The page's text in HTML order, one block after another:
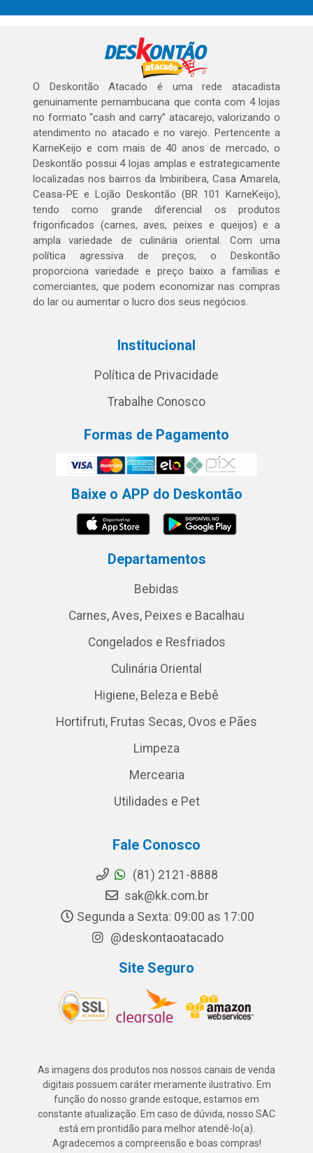
O Deskontão Atacado é uma rede atacadista
genuinamente pernambucana que conta com 4 lojas
no formato “cash and carry” atacarejo, valorizando o
atendimento no atacado e no varejo. Pertencente a
KarneKeijo e com mais de 40 anos de mercado, o
Deskontão possui 4 lojas amplas e estrategicamente
localizadas nos bairros da Imbiribeira, Casa Amarela,
Ceasa-PE e Lojão Deskontão (BR 101 KarneKeijo),
tendo como grande diferencial os produtos
frigorificados (carnes, aves, peixes e queijos) e a
ampla variedade de culinária oriental. Com uma
política agressiva de preços, o Deskontão
proporciona variedade e preço baixo a famílias e
comerciantes, que podem economizar nas compras
do lar ou aumentar o lucro dos seus negócios.
Institucional
Política de Privacidade
Trabalhe Conosco
Formas de Pagamento
Baixe o APP do Deskontão
Departamentos
Bebidas
Carnes, Aves, Peixes e Bacalhau
Congelados e Resfriados
Culinária Oriental
Higiene, Beleza e Bebê
Hortifruti, Frutas Secas, Ovos e Pães
Limpeza
Mercearia
Utilidades e Pet
Fale Conosco
(81) 2121-8888
sak@kk.com.br
Segunda a Sexta: 09:00 as 17:00
@deskontaoatacado
Site Seguro
As imagens dos produtos nos nossos canais de venda
digitais possuem caráter meramente ilustrativo. Em
função do nosso grande estoque, estamos em
constante atualização. Em caso de dúvida, nosso SAC
está em prontidão para melhor atendê-lo(a).
Agradecemos a compreensão e boas compras!